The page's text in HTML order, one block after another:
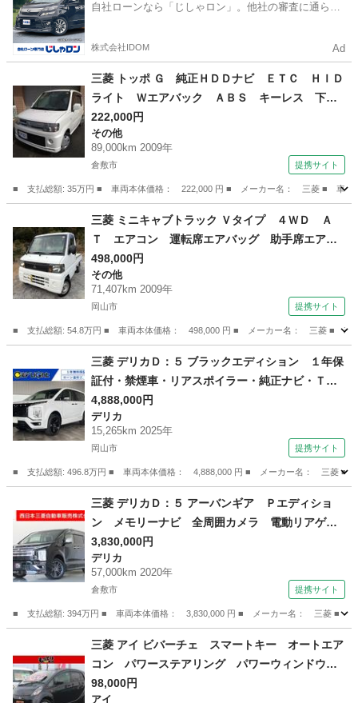
自社ローンなら「じしゃロン」。他社の審査に通らな
株式会社IDOM Ad
三菱 トッポ Ｇ 純正ＨＤＤナビ ＥＴＣ ＨＩＤ
ライト Ｗエアバック ＡＢＳ キーレス 下取
り直売車 （検9.12）
222,000円
その他
89,000km 2009年
倉敷市 提携サイト
■ 支払総額: 35万円 ■ 車両本体価格： 222,000 円 ■ メーカー名： 三菱 ■ 車
その他
三菱 ミニキャブトラック Ｖタイプ ４ＷＤ Ａ
Ｔ エアコン 運転席エアバッグ 助手席エアバ
ッグ （検9.9）
498,000円
その他
71,407km 2009年
岡山市 提携サイト
■ 支払総額: 54.8万円 ■ 車両本体価格： 498,000 円 ■ メーカー名： 三菱 ■
その他
三菱 デリカＤ：５ ブラックエディション １年保
証付・禁煙車・リアスポイラー・純正ナビ・Ｔ
Ｖ・Ｂｌｕｅｔｏｏｔｈ・バックモニター・クル
ーズコントロール・ブラインドスポットモニタ
ー・エレクトリックテールゲート・両側パワース
4,888,000円
デリカ
15,265km 2025年
岡山市 提携サイト
■ 支払総額: 496.8万円 ■ 車両本体価格： 4,888,000 円 ■ メーカー名： 三菱 ■
デリカ
三菱 デリカＤ：５ アーバンギア Ｐエディショ
ン メモリーナビ 全周囲カメラ 電動リアゲー
ト 両側自動ドア フルセグＴＶ ＬＥＤヘッド
ランプ ＥＴＣ オートクルーズコントロール
メモリーナビ シートヒーター ４ＷＤ 電動シ
ート スマートキー ＤＶＤ （検9.3）
3,830,000円
デリカ
57,000km 2020年
倉敷市 提携サイト
■ 支払総額: 394万円 ■ 車両本体価格： 3,830,000 円 ■ メーカー名： 三菱 ■
デリカ
三菱 アイ ビバーチェ スマートキー オートエア
コン パワーステアリング パワーウィンドウ
ワンセグＴＶ 電格収納ミラー ＨＤＤナビ Ｃ
98,000円
アイ